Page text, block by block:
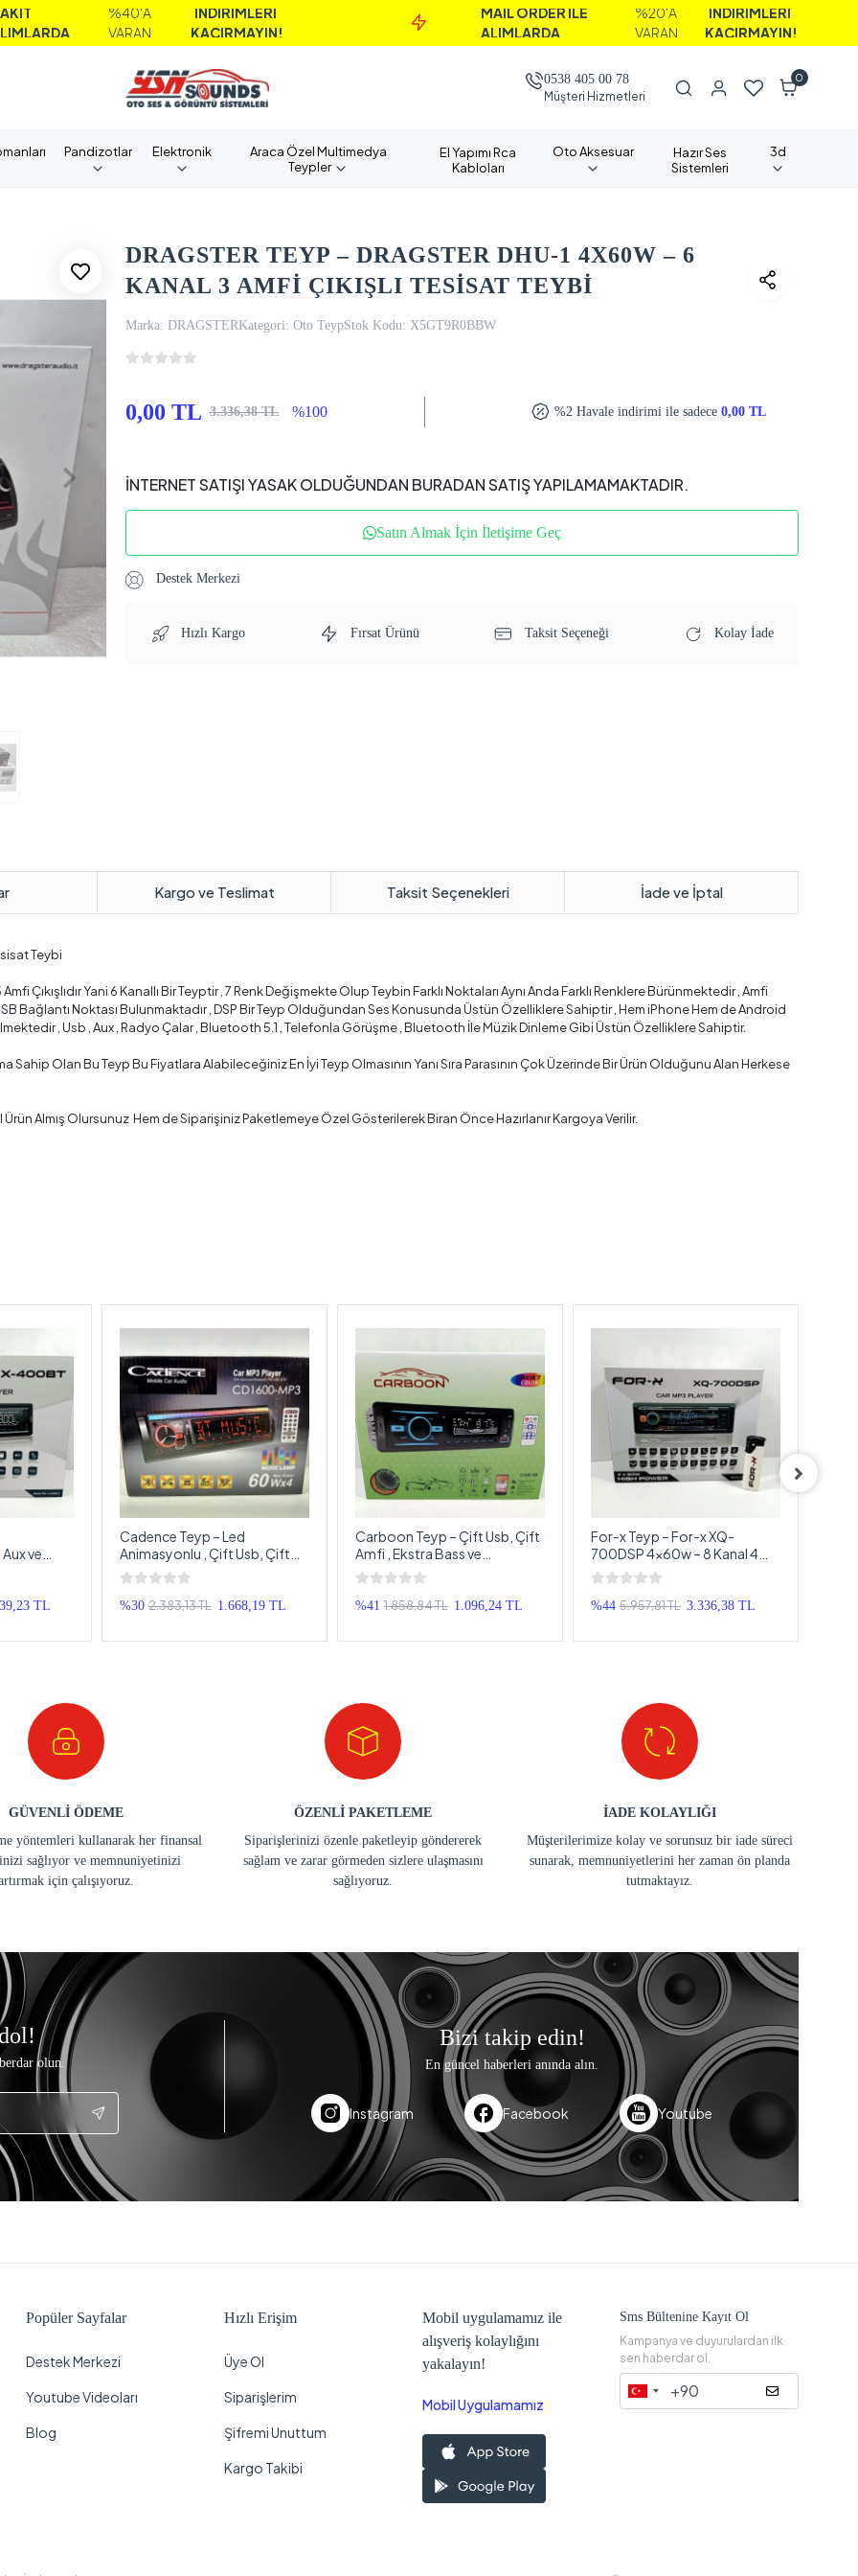
VARAN
İNDİRİMLERİ
KAÇIRMAYIN!
MAİL ORDER İLE
ALIMLARDA
%20'A
İNDİRİMLERİ
KAÇIRMAYIN!
0538 405 00 78
Müşteri Hizmetleri
0
Pandizotlar Elektronik
Araca Özel Multimedya
Teypler
El Yapımı Rca
Kabloları
Oto Aksesuar
Hazır Ses
Sistemleri
3d
DRAGSTER TEYP – DRAGSTER DHU-1 4X60W – 6
KANAL 3 AMFİ ÇIKIŞLI TESİSAT TEYBİ
Marka: DRAGSTERKategori: Oto TeypStok Kodu: X5GT9R0BBW
0,00 TL 3.336,38 TL %100 %2 Havale indirimi ile sadece0,00 TL
İNTERNET SATIŞI YASAK OLDUĞUNDAN BURADAN SATIŞ YAPILAMAMAKTADIR.
Satın Almak İçin İletişime Geç
Destek Merkezi
Hızlı Kargo Fırsat Ürünü Taksit Seçeneği Kolay İade
Kargo ve Teslimat Taksit Seçenekleri İade ve İptal
Teybi
Çıkışlıdır Yani 6 Kanallı Bir Teyptir , 7 Renk Değişmekte Olup Teybin Farklı Noktaları Aynı Anda Farklı Renklere Bürünmektedir , Amfi
Bağlantı Noktası Bulunmaktadır , DSP Bir Teyp Olduğundan Ses Konusunda Üstün Özelliklere Sahiptir , Hem iPhone Hem de Android
, Usb , Aux , Radyo Çalar , Bluetooth 5.1 , Telefonla Görüşme , Bluetooth İle Müzik Dinleme Gibi Üstün Özelliklere Sahiptir.
Sahip Olan Bu Teyp Bu Fiyatlara Alabileceğiniz En İyi Teyp Olmasının Yanı Sıra Parasının Çok Üzerinde Bir Ürün Olduğunu Alan Herkese
Almış Olursunuz Hem de Siparişiniz Paketlemeye Özel Gösterilerek Biran Önce Hazırlanır Kargoya Verilir.
ve
Teyp
TL
Cadence Teyp – Led
Animasyonlu , Çift Usb, Çift
Amfi , Ekstra Bass ve
Bluetoothlu 7 Renk Oto Teyp
%30 2.383,13 TL 1.668,19 TL
Carboon Teyp – Çift Usb, Çift
Amfi , Ekstra Bass ve
Bluetoothlu 7 Renk Oto Teyp
%41 1.858,84 TL 1.096,24 TL
For-x Teyp – For-x XQ-
700DSP 4x60w – 8 Kanal 4
Amfi Çıkışlı Tesisat Teybi
%44 5.957,81 TL 3.336,38 TL
GÜVENLİ ÖDEME
yöntemleri kullanarak her finansal
sağlıyor ve memnuniyetinizi
için çalışıyoruz.
ÖZENLİ PAKETLEME
Siparişlerinizi özenle paketleyip göndererek
sağlam ve zarar görmeden sizlere ulaşmasını
sağlıyoruz.
İADE KOLAYLIĞI
Müşterilerimize kolay ve sorunsuz bir iade süreci
sunarak, memnuniyetlerini her zaman ön planda
tutmaktayız.
olun.
Bizi takip edin!
En güncel haberleri anında alın.
Instagram Facebook Youtube
Popüler Sayfalar
Destek Merkezi
Youtube Videoları
Blog
Hızlı Erişim
Üye Ol
Siparişlerim
Şifremi Unuttum
Kargo Takibi
Mobil uygulamamız ile
alışveriş kolaylığını
yakalayın!
Mobil Uygulamamız
Sms Bültenine Kayıt Ol
Kampanya ve duyurulardan ilk
sen haberdar ol.